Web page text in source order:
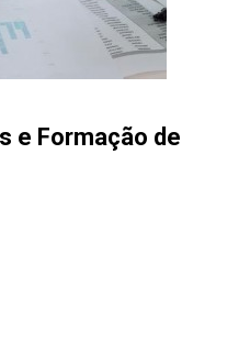
e Formação de